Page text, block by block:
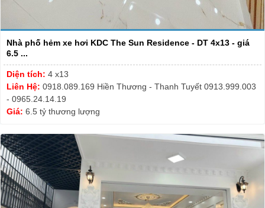
Nhà phố hẻm xe hơi KDC The Sun Residence - DT 4x13 - giá
6.5 ...
Diện tích: 4 x13
Liên Hệ: 0918.089.169 Hiền Thương - Thanh Tuyết 0913.999.003
- 0965.24.14.19
Giá: 6.5 tỷ thương lượng